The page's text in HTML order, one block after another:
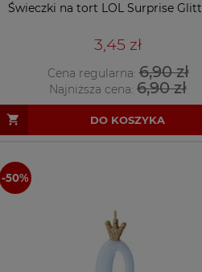
Świeczki na tort LOL Surprise
3,45 zł
Cena regularna:6,90 zł
Najniższa cena: 6,90 zł
DO KOSZYKA